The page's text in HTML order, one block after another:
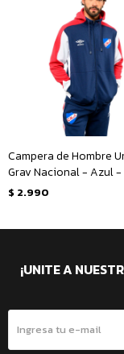
Campera de Hombre
Grav Nacional - Azul
$ 2.990
¡UNITE A